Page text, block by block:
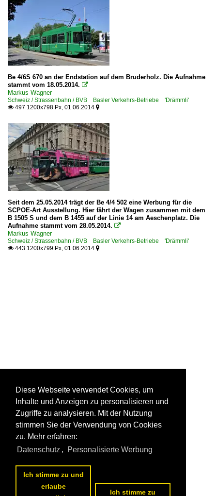
Be 4/6S 670 an der Endstation auf dem Bruderholz. Die Aufnahme
stammt vom 18.05.2014. 
Markus Wagner
Schweiz / Strassenbahn / BVB Basler Verkehrs-Betriebe 'Drämmli'
 497 1200x798 Px, 01.06.2014 
Seit dem 25.05.2014 trägt der Be 4/4 502 eine Werbung für die
SCPOE-Art Ausstellung. Hier fährt der Wagen zusammen mit dem
B 1505 S und dem B 1455 auf der Linie 14 am Aeschenplatz. Die
Aufnahme stammt vom 28.05.2014. 
Markus Wagner
Schweiz / Strassenbahn / BVB Basler Verkehrs-Betriebe 'Drämmli'
 443 1200x799 Px, 01.06.2014 
Diese Webseite verwendet Cookies, um
Inhalte und Anzeigen zu personalisieren und
Zugriffe zu analysieren. Mit der Nutzung
stimmen Sie der Verwendung von Cookies
zu. Mehr erfahren:
Datenschutz , Personalisierte Werbung
Ich stimme zu und
erlaube
Ich stimme zu